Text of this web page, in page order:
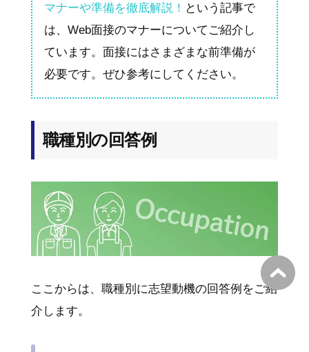
マナーや準備を徹底解説！ という記事で
は、Web面接のマナーについてご紹介し
ています。面接にはさまざまな前準備が
必要です。ぜひ参考にしてください。
職種別の回答例
ここからは、職種別に志望動機の回答例をご紹
介します。